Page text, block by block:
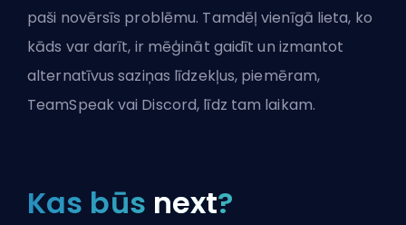
paši novērsīs problēmu. Tamdēļ vienīgā lieta, ko
kāds var darīt, ir mēģināt gaidīt un izmantot
alternatīvus saziņas līdzekļus, piemēram,
TeamSpeak vai Discord, līdz tam laikam.
Kas būs next?